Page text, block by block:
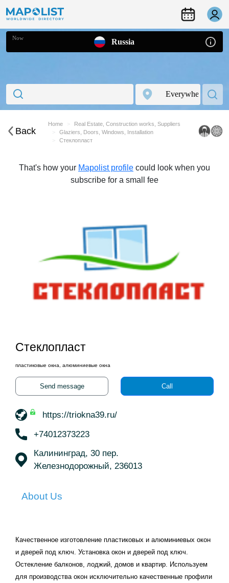
Now Russia
Back
Home
Real Estate, Construction works, Suppliers
Glaziers, Doors, Windows, Installation
Стеклопласт
That's how your Mapolist profile could look when you
subscribe for a small fee
Стеклопласт
пластиковые окна, алюминиевые окна
Send message Call
https://triokna39.ru/
+74012373223
Калининград, 30 пер.
Железнодорожный, 236013
About Us
Качественное изготовление пластиковых и алюминиевых окон
и дверей под ключ. Установка окон и дверей под ключ.
Остекление балконов, лоджий, домов и квартир. Используем
для производства окон исключительно качественные профили